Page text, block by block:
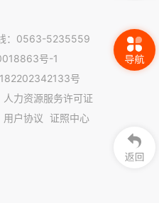
：0563-5235559
号-1
号
人力资源服务许可证
用户协议 证照中心